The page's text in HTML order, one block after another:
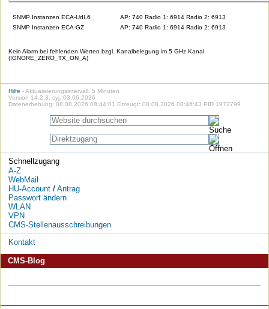
SNMP Instanzen ECA-UdL6
AP: 740 Radio 1: 6914 Radio 2: 6913
SNMP Instanzen ECA-GZ
AP: 740 Radio 1: 6914 Radio 2: 6913
Kein Alarm bei fehlenden Werten bzgl. Kanalbelegung im 5 GHz Kanal
(IGNORE_ZERO_TX_ON_A)
Hilfe - Aktualisierungsintervall: 5 Minuten
Version 14.2.3, syj, 03.06.2026
Datenerhebung: 08.08.2026 08:44:01 Erzeugt: 08.08.2026 08:46:43 PID 1972799
Schnellzugang
A-Z
WebMail
HU-Account/ Antrag
Passwort ändern
WLAN
VPN
CMS-Stellenausschreibungen
Kontakt
CMS-Blog